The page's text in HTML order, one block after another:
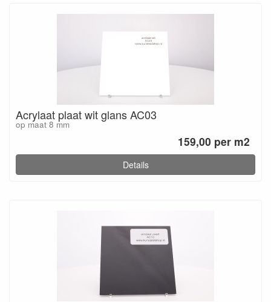
Acrylaat plaat wit glans AC03
op maat 8 mm
159,00 per m2
Details